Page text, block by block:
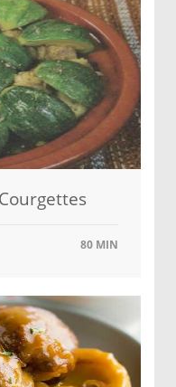
80 MIN